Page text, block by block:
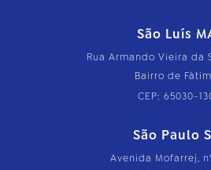
São Luís
Rua Armando Vieira da
Bairro de
CEP: 65030-
São Paulo
Avenida Mofarrej,